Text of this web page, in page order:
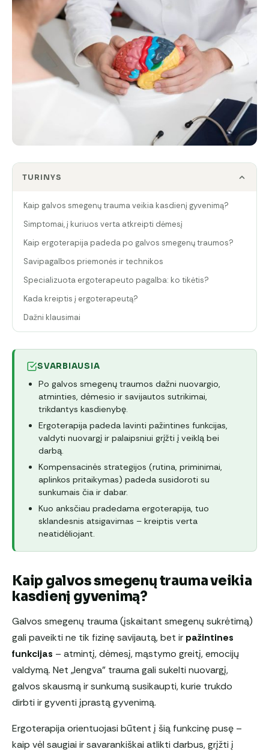
TURINYS
Kaip galvos smegenų trauma veikia kasdienį gyvenimą?
Simptomai, į kuriuos verta atkreipti dėmesį
Kaip ergoterapija padeda po galvos smegenų traumos?
Savipagalbos priemonės ir technikos
Specializuota ergoterapeuto pagalba: ko tikėtis?
Kada kreiptis į ergoterapeutą?
Dažni klausimai
SVARBIAUSIA
Po galvos smegenų traumos dažni nuovargio,
atminties, dėmesio ir savijautos sutrikimai,
trikdantys kasdienybę.
Ergoterapija padeda lavinti pažintines funkcijas,
valdyti nuovargį ir palaipsniui grįžti į veiklą bei
darbą.
Kompensacinės strategijos (rutina, priminimai,
aplinkos pritaikymas) padeda susidoroti su
sunkumais čia ir dabar.
Kuo anksčiau pradedama ergoterapija, tuo
sklandesnis atsigavimas – kreiptis verta
neatidėliojant.
Kaip galvos smegenų trauma veikia
kasdienį gyvenimą?
Galvos smegenų trauma (įskaitant smegenų sukrėtimą)
gali paveikti ne tik fizinę savijautą, bet ir pažintines
funkcijas – atmintį, dėmesį, mąstymo greitį, emocijų
valdymą. Net „lengva” trauma gali sukelti nuovargį,
galvos skausmą ir sunkumą susikaupti, kurie trukdo
dirbti ir gyventi įprastą gyvenimą.
Ergoterapija orientuojasi būtent į šią funkcinę pusę –
kaip vėl saugiai ir savarankiškai atlikti darbus, grįžti į